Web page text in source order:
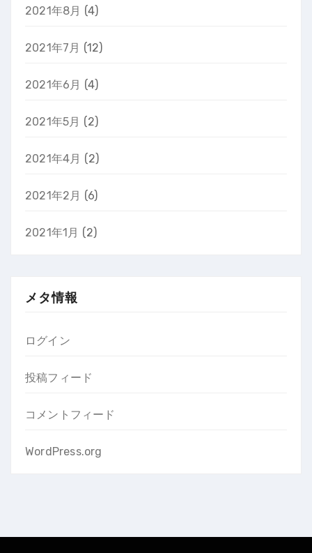
2021年8月 (4)
2021年7月 (12)
2021年6月 (4)
2021年5月 (2)
2021年4月 (2)
2021年2月 (6)
2021年1月 (2)
メタ情報
ログイン
投稿フィード
コメントフィード
WordPress.org